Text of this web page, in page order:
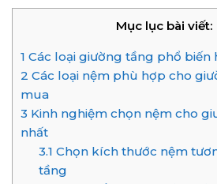
Mục lục bài viết:
1 Các loại giường tầng phổ biến
2 Các loại nệm phù hợp cho
mua
3 Kinh nghiệm chọn nệm cho
nhất
3.1 Chọn kích thước nệm
tầng